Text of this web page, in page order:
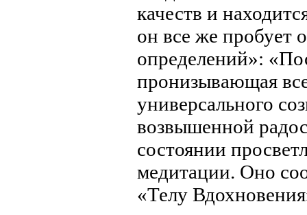
качеств и
он все же пробует
определений»:
пронизывающая
универсального
возвышенной
состоянии
медитации. Оно
«Телу